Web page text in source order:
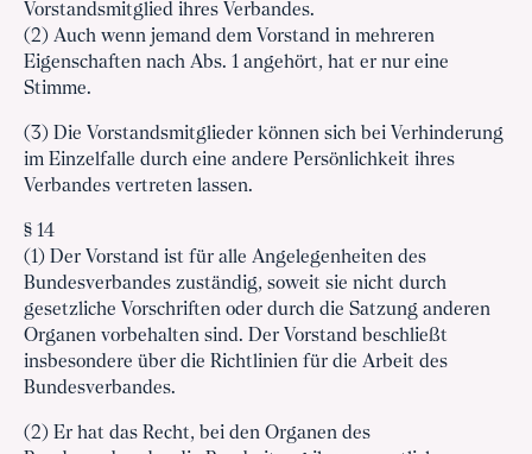
Vorstandsmitglied ihres Verbandes.
(2) Auch wenn jemand dem Vorstand in mehreren
Eigenschaften nach Abs. 1 angehört, hat er nur eine
Stimme.
(3) Die Vorstandsmitglieder können sich bei Verhinderung
im Einzelfalle durch eine andere Persönlichkeit ihres
Verbandes vertreten lassen.
§ 14
(1) Der Vorstand ist für alle Angelegenheiten des
Bundesverbandes zuständig, soweit sie nicht durch
gesetzliche Vorschriften oder durch die Satzung anderen
Organen vorbehalten sind. Der Vorstand beschließt
insbesondere über die Richtlinien für die Arbeit des
Bundesverbandes.
(2) Er hat das Recht, bei den Organen des